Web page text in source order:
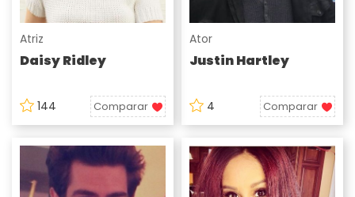
Atriz
Daisy Ridley
144 Comparar
Ator
Justin Hartley
4 Comparar